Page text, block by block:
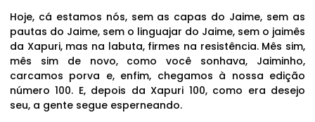
Hoje, cá estamos nós, sem as capas do Jaime, sem as
pautas do Jaime, sem o linguajar do Jaime, sem o jaimês
da Xapuri, mas na labuta, firmes na resistência. Mês sim,
mês sim de novo, como você sonhava, Jaiminho,
carcamos porva e, enfim, chegamos à nossa edição
número 100. E, depois da Xapuri 100, como era desejo
seu, a gente segue esperneando.